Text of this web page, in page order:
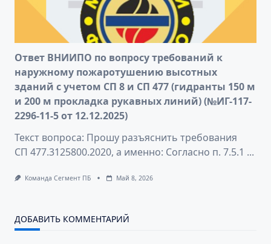
Ответ ВНИИПО по вопросу требований к
наружному пожаротушению высотных
зданий с учетом СП 8 и СП 477 (гидранты 150 м
и 200 м прокладка рукавных линий) (№ИГ-117-
2296-11-5 от 12.12.2025)
Текст вопроса: Прошу разъяснить требования
СП 477.3125800.2020, а именно: Согласно п. 7.5.1 ...
Команда Сегмент ПБ Май 8, 2026
ДОБАВИТЬ КОММЕНТАРИЙ